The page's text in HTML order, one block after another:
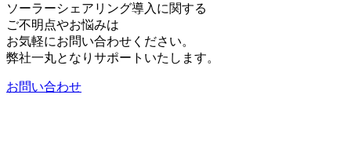
ソーラーシェアリング導入に関する
ご不明点やお悩みは
お気軽にお問い合わせください。
弊社一丸となりサポートいたします。
お問い合わせ